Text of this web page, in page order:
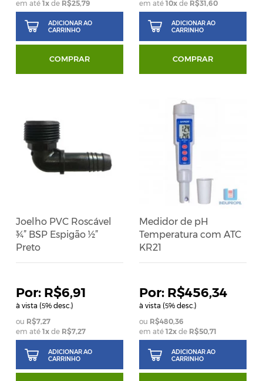
em até1x de R$25,79
ADICIONAR AO
CARRINHO
COMPRAR
em até 10xde R$31,60
ADICIONAR AO
CARRINHO
COMPRAR
Joelho PVC Roscável
¾” BSP Espigão ½”
Preto
R$6,91
à vista (5% desc.)
R$7,27
em até1x de R$7,27
ADICIONAR AO
CARRINHO
Medidor de pH
Temperatura com ATC
KR21
R$456,34
à vista (5% desc.)
R$480,36
em até 12xde R$50,71
ADICIONAR AO
CARRINHO